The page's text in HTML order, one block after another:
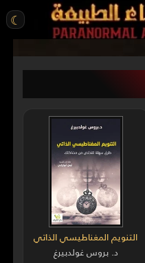
☾
التنويم المغناطيسي الذاتي
د. بروس غولدبيرغ